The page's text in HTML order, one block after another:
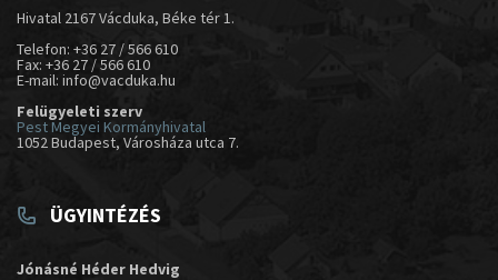
Hivatal 2167 Vácduka, Béke tér 1.
Telefon: +36 27 / 566 610
Fax: +36 27 / 566 610
E-mail: info@vacduka.hu
Felügyeleti szerv
Pest Megyei Kormányhivatal
1052 Budapest, Városháza utca 7.
ÜGYINTÉZÉS
Jónásné Héder Hedvig